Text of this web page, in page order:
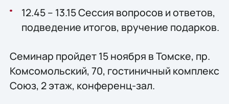
12.45 – 13.15 Сессия вопросов и ответов,
подведение итогов, вручение подарков.
Семинар пройдет 15 ноября в Томске, пр.
Комсомольский, 70, гостиничный комплекс
Союз, 2 этаж, конференц-зал.